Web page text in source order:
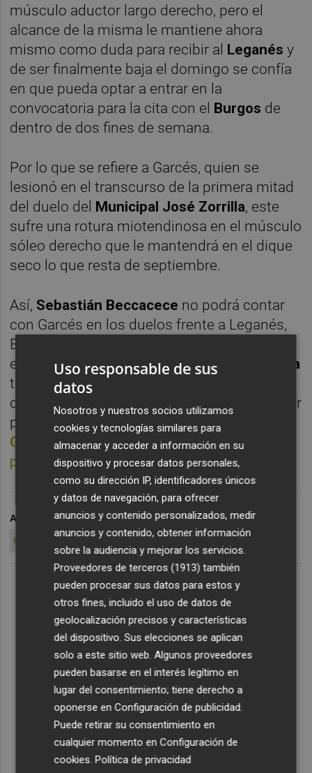
músculo aductor largo derecho, pero el
alcance de la misma le mantiene ahora
mismo como duda para recibir al Leganésy
de ser finalmente baja el domingo se confía
en que pueda optar a entrar en la
convocatoria para la cita con el Burgos de
dentro de dos fines de semana.
Por lo que se refiere a Garcés, quien se
lesionó en el transcurso de la primera mitad
del duelo del Municipal José Zorrilla, este
sufre una rotura miotendinosa en el músculo
sóleo derecho que le mantendrá en el dique
seco lo que resta de septiembre.
Así, Sebastián Beccacece no podrá contar
con Garcés en los duelos frente a Leganés,
Burgos,
envites para los que el pivoteJohn Chetauya
también es baja por lesión: este se recupera
de una rotura de peroné que le obligó a pasar
por el quirófano este verano. Además,
Gasparserá suspendido para los dos
primeros tras ver la roja el pasado domingo
ARCHIVADO EN BORJA GARCÉS JOSAN
ELCHE CF
CD LEGANÉS
Uso responsable de sus
datos
Nosotros y nuestros socios utilizamos
cookies y tecnologías similares para
almacenar y acceder a información en su
dispositivo y procesar datos personales,
como su dirección IP, identificadores únicos
y datos de navegación, para ofrecer
anuncios y contenido personalizados, medir
anuncios y contenido, obtener información
sobre la audiencia y mejorar los servicios.
Proveedores de terceros (1913) también
pueden procesar sus datos para estos y
otros fines, incluido el uso de datos de
geolocalización precisos y características
del dispositivo. Sus elecciones se aplican
solo a este sitio web. Algunos proveedores
pueden basarse en el interés legítimo en
lugar del consentimiento; tiene derecho a
oponerse enConfiguración de publicidad
Puede retirar su consentimiento en
cualquier momento enConfiguración de
cookies .Política de privacidad